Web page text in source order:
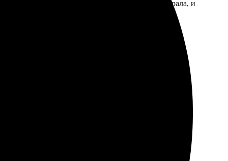
нажала «заказать». Через несколько дней забрала, и
снова!